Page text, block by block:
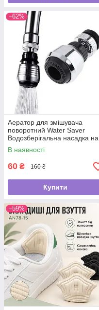
–62%
Аератор для змішувача
поворотний Water Saver
Водозберігальна насадка на
кран
В наявності
60 ₴ 160 ₴
Купити
–59%